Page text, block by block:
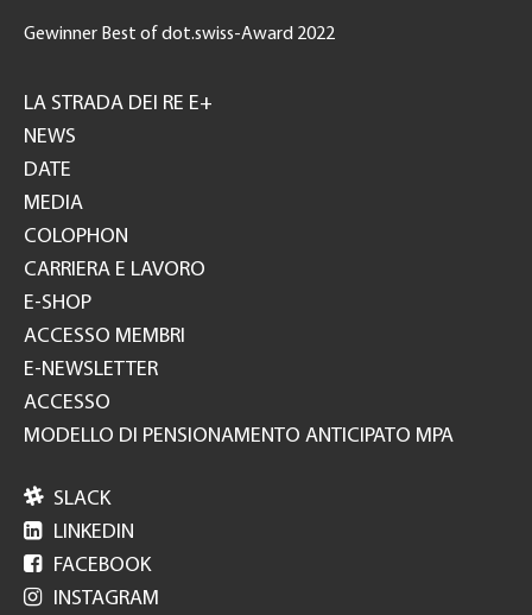
Gewinner Best of dot.swiss-Award 2022
GH
LA STRADA DEI RE E+
NEWS
DATE
MEDIA
COLOPHON
CARRIERA E LAVORO
E-SHOP
ACCESSO MEMBRI
E-NEWSLETTER
ACCESSO
MODELLO DI PENSIONAMENTO ANTICIPATO MPA
 SLACK
 LINKEDIN
 FACEBOOK
 INSTAGRAM